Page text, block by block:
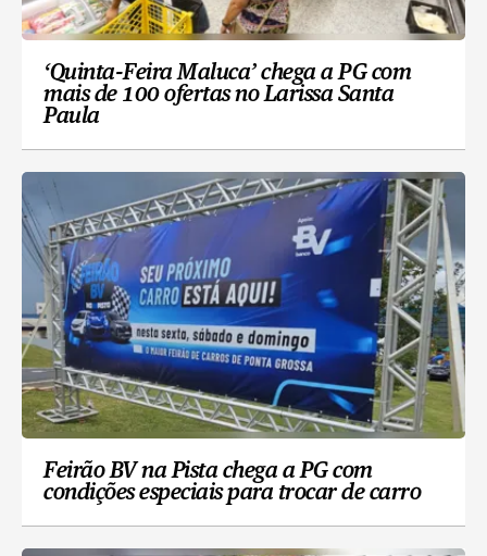
‘Quinta-Feira Maluca’ chega a PG com
mais de 100 ofertas no Larissa Santa
Paula
Feirão BV na Pista chega a PG com
condições especiais para trocar de carro